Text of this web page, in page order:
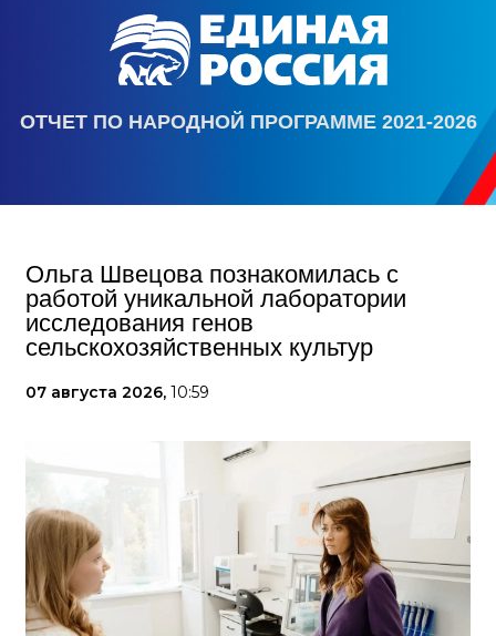
ОТЧЕТ ПО НАРОДНОЙ ПРОГРАММЕ 2021-2026
Ольга Швецова познакомилась с
работой уникальной лаборатории
исследования генов
сельскохозяйственных культур
07 августа 2026, 10:59